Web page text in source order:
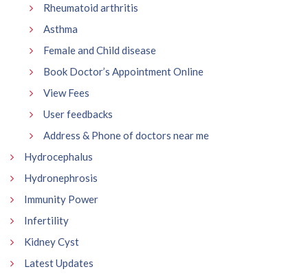
Rheumatoid arthritis
Asthma
Female and Child disease
Book Doctor’s Appointment Online
View Fees
User feedbacks
Address & Phone of doctors near me
Hydrocephalus
Hydronephrosis
Immunity Power
Infertility
Kidney Cyst
Latest Updates